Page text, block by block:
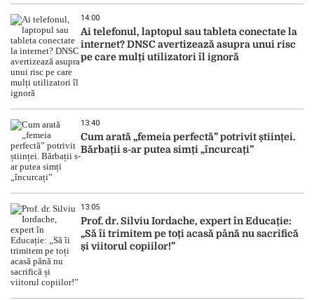
14:00
Ai telefonul, laptopul sau tableta conectate la
internet? DNSC avertizează asupra unui risc
pe care mulți utilizatori îl ignoră
13:40
Cum arată „femeia perfectă” potrivit științei.
Bărbații s-ar putea simți „încurcați”
13:05
Prof. dr. Silviu Iordache, expert în Educație:
„Să îi trimitem pe toți acasă până nu sacrifică
și viitorul copiilor!”